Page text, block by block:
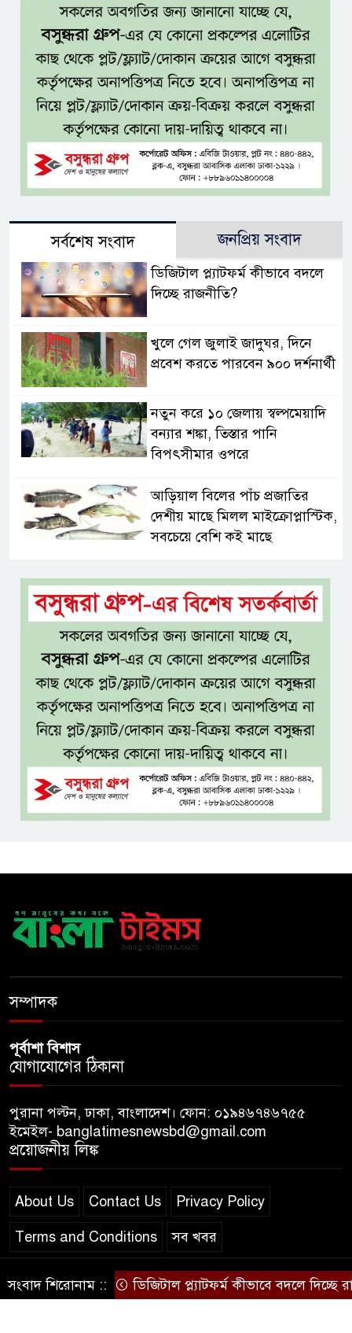
সর্বশেষ সংবাদ জনপ্রিয় সংবাদ
ডিজিটাল প্ল্যাটফর্ম কীভাবে বদলে
দিচ্ছে রাজনীতি?
খুলে গেল জুলাই জাদুঘর, দিনে
প্রবেশ করতে পারবেন ৯০০ দর্শনার্থী
নতুন করে ১০ জেলায় স্বল্পমেয়াদি
বন্যার শঙ্কা, তিস্তার পানি
বিপৎসীমার ওপরে
আড়িয়াল বিলের পাঁচ প্রজাতির
দেশীয় মাছে মিলল মাইক্রোপ্লাস্টিক,
সবচেয়ে বেশি কই মাছে
সিলেটের সাবেক মন্ত্রী-এমপিদের
কেউ আত্মগোপনে, কেউ বিদেশে
দিল্লিতে শেখ হাসিনার সংবাদমাধ্যমে
বক্তব্যে তীব্র ক্ষোভ বাংলাদেশের
জামিনে থাকা অবস্থায় নির্বাচনী জয়,
রুখসার আহমেদকে ঘিরে বিতর্ক
টাঙ্গাইলে বাতিঘর আদর্শ পাঠাগারের
ফ্রি ব্লাড গ্রুপিং ক্যাম্পেইন
কফি চেইন ‘ক্যাফে আমাজন’
আ ‘লীগের রাজনৈতিক মৃত্যু হয়েছে
ঢাকায়, দাফন হয়েছে দিল্লিতে:
সম্পাদক
পূর্বাশা বিশাস
যোগাযোগের ঠিকানা
পুরানা পল্টন, ঢাকা, বাংলাদেশ। ফোন: ০১৯৪৬৭৪৬৭৫৫
ইমেইল- banglatimesnewsbd@gmail.com
প্রয়োজনীয় লিঙ্ক
About Us Contact Us Privacy Policy
Terms and Conditions সব খবর
© স্বত্ব বাংলা-টাইমস ২০২০-২০২৪
সংবাদ শিরোনাম ::ডিজিটাল প্ল্যাটফর্ম কীভাবে বদলে দিচ্ছে